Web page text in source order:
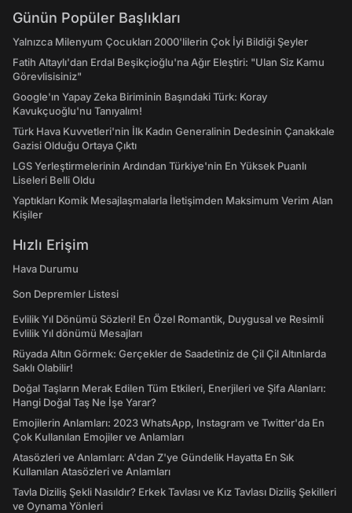
Günün Popüler Başlıkları
Yalnızca Milenyum Çocukları 2000'lilerin Çok İyi Bildiği Şeyler
Fatih Altaylı'dan Erdal Beşikçioğlu'na Ağır Eleştiri: "Ulan Siz Kamu
Görevlisisiniz"
Google'ın Yapay Zeka Biriminin Başındaki Türk: Koray
Kavukçuoğlu'nu Tanıyalım!
Türk Hava Kuvvetleri'nin İlk Kadın Generalinin Dedesinin Çanakkale
Gazisi Olduğu Ortaya Çıktı
LGS Yerleştirmelerinin Ardından Türkiye'nin En Yüksek Puanlı
Liseleri Belli Oldu
Yaptıkları Komik Mesajlaşmalarla İletişimden Maksimum Verim Alan
Kişiler
Hızlı Erişim
Hava Durumu
Son Depremler Listesi
Evlilik Yıl Dönümü Sözleri! En Özel Romantik, Duygusal ve Resimli
Evlilik Yıl dönümü Mesajları
Rüyada Altın Görmek: Gerçekler de Saadetiniz de Çil Çil Altınlarda
Saklı Olabilir!
Doğal Taşların Merak Edilen Tüm Etkileri, Enerjileri ve Şifa Alanları:
Hangi Doğal Taş Ne İşe Yarar?
Emojilerin Anlamları: 2023 WhatsApp, Instagram ve Twitter'da En
Çok Kullanılan Emojiler ve Anlamları
Atasözleri ve Anlamları: A'dan Z'ye Gündelik Hayatta En Sık
Kullanılan Atasözleri ve Anlamları
Tavla Diziliş Şekli Nasıldır? Erkek Tavlası ve Kız Tavlası Diziliş Şekilleri
ve Oynama Yönleri